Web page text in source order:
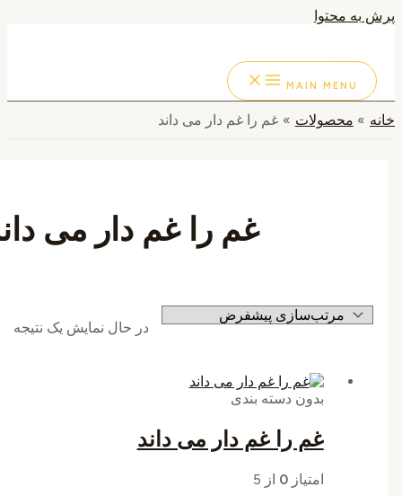
به محتوا
MAIN MENU
محصولات غم را غم دار می داند
غم را غم دار می داند
در حال نمایش یک نتیجه
بدون دسته بندی
غم را غم دار می داند
امتیاز0از 5